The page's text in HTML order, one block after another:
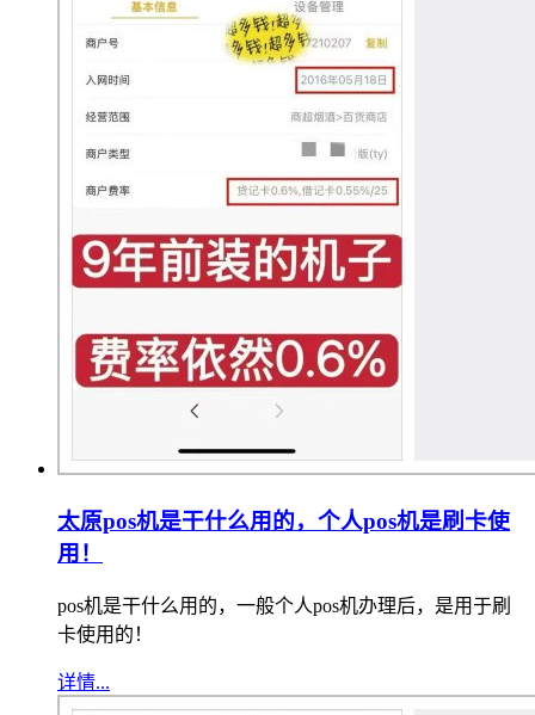
太原pos机是干什么用的，个人pos机是刷卡使
用！
pos机是干什么用的，一般个人pos机办理后，是用于刷
卡使用的！
详情...